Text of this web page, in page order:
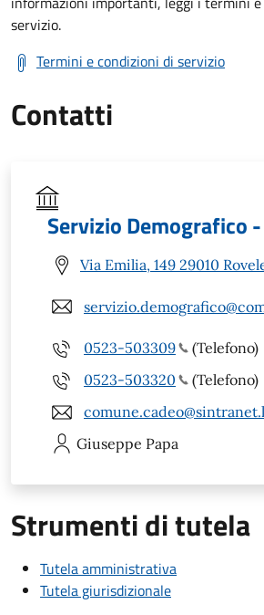
servizio.
Termini e condizioni di servizio
Contatti
Servizio Demografico
Via Emilia, 149 29010
0523-503309
(Telefono)
0523-503320
(Telefono)
Giuseppe Papa
Strumenti di tutela
Tutela amministrativa
Tutela giurisdizionale